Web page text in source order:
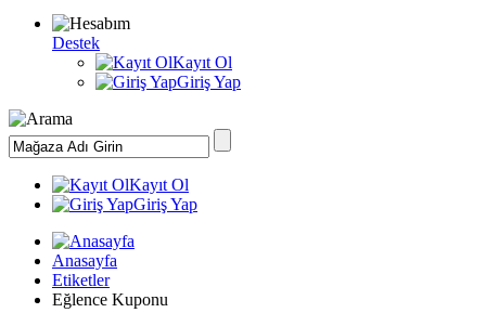
Destek
Kayıt Ol
Giriş Yap
Kayıt Ol
Giriş Yap
Anasayfa
Etiketler
Eğlence Kuponu